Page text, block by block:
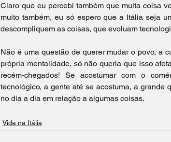
Claro que eu percebi também que muita coisa
muito também, eu só espero que a Itália seja
descompliquem as coisas, que evoluam
Não é uma questão de querer mudar o povo, a
própria mentalidade, só não queria que isso
recém-chegados! Se acostumar com o
tecnológico, a gente até se acostuma, a
no dia a dia em relação a algumas coisas.
Vida na Itália